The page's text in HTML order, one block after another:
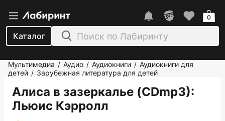
Каталог
0
Мультимедиа / Аудио / Аудиокниги / Аудиокниги для
детей / Зарубежная литература для детей
Алиса в зазеркалье (CDmp3):
Льюис Кэрролл